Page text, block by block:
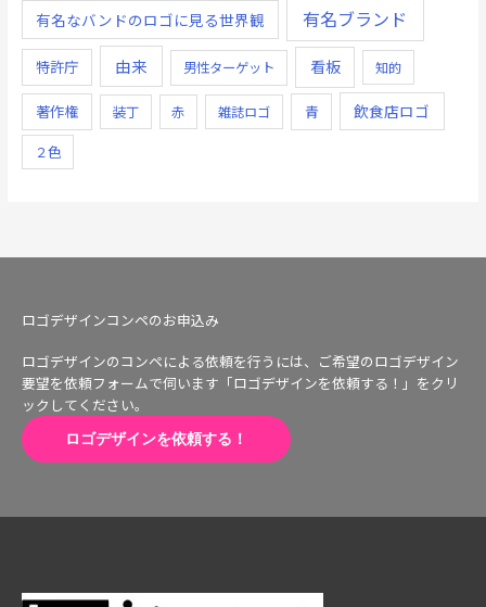
有名なバンドのロゴに見る世界観 有名ブランド
特許庁 由来 男性ターゲット 看板 知的
著作権 装丁 赤 雑誌ロゴ 青 飲食店ロゴ
２色
ロゴデザインコンペのお申込み
ロゴデザインのコンペによる依頼を行うには、ご希望のロゴデザイン
要望を依頼フォームで伺います「ロゴデザインを依頼する！」をクリ
ックしてください。
ロゴデザインを依頼する！